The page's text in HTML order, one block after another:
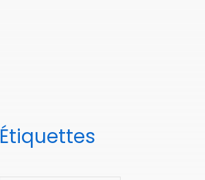
Étiquettes